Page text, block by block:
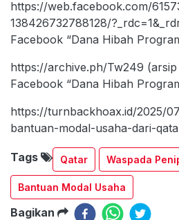
https://web.facebook.com/
138426732788128/
Facebook “Dana Hibah
https://archive.ph/Tw249
Facebook “Dana Hibah
https://turnbackhoax.id/2025/
bantuan-modal-usaha-dari-
Tags Qatar Waspada
Bantuan Modal Usaha
Bagikan